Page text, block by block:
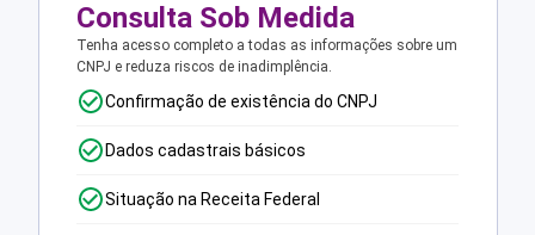
Consulta Sob Medida
Tenha acesso completo a todas as informações sobre um
CNPJ e reduza riscos de inadimplência.
Confirmação de existência do CNPJ
Dados cadastrais básicos
Situação na Receita Federal